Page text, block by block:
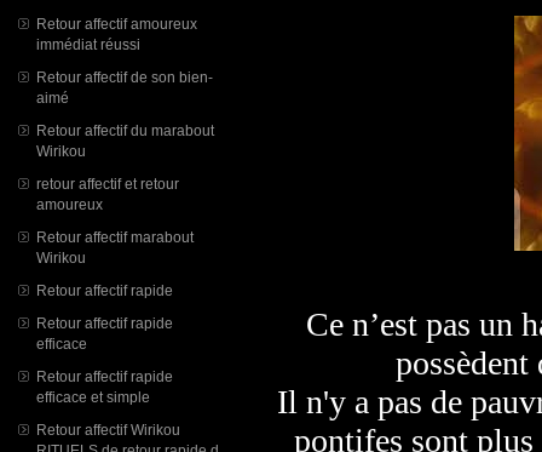
Retour affectif amoureux
immédiat réussi
Retour affectif de son bien-
aimé
Retour affectif du marabout
Wirikou
retour affectif et retour
amoureux
Retour affectif marabout
Wirikou
Retour affectif rapide
Retour affectif rapide
efficace
Retour affectif rapide
efficace et simple
Retour affectif Wirikou
Ce n’est pas un
possèdent
Il n'y a pas de
pontifes sont plus